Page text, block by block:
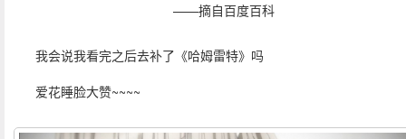
——摘自百度百科
我会说我看完之后去补了《哈姆雷特》吗
爱花睡脸大赞~~~~